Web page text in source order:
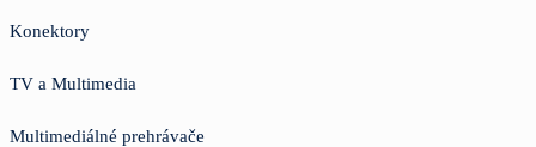
Konektory
TV a Multimedia
Multimediálné prehrávače